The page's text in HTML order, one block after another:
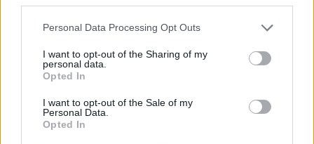
Personal Data Processing Opt Outs
I want to opt-out of the Sharing of my
personal data.
Opted In
I want to opt-out of the Sale of my
Personal Data.
Opted In
„Borussia“ ekipa.
Quarter-finals confirmed#UCLdraw
pic.twitter.com/s7PpLFP0Bn